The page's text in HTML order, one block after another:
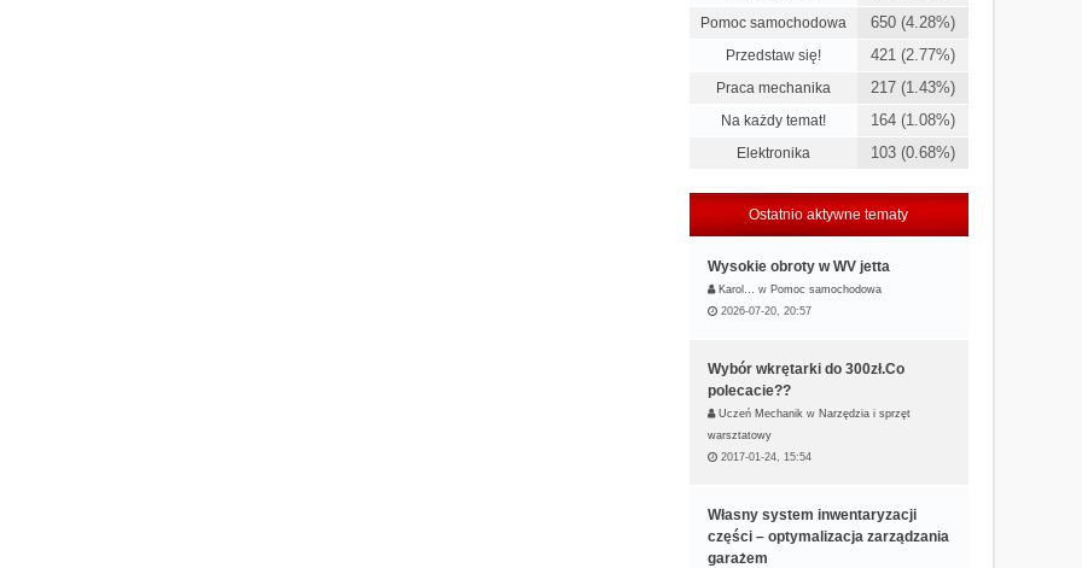
Pomoc samochodowa
650 (4.28%)
Przedstaw się! 421 (2.77%)
Praca mechanika 217 (1.43%)
Na każdy temat! 164 (1.08%)
Elektronika 103 (0.68%)
Ostatnio aktywne tematy
Wysokie obroty w WV jetta
Karol… w Pomoc samochodowa
2026-07-20, 20:57
Wybór wkrętarki do 300zł.Co
polecacie??
Uczeń Mechanik w Narzędzia i sprzęt
warsztatowy
2017-01-24, 15:54
Własny system inwentaryzacji
części – optymalizacja zarządzania
garażem